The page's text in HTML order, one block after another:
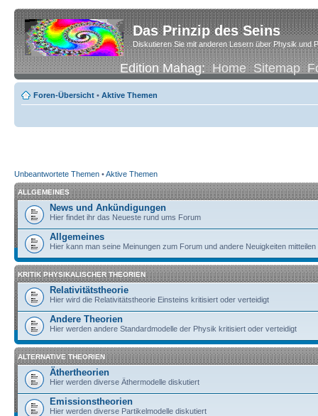
Das Prinzip des Seins
Diskutieren Sie mit anderen Lesern über Physik und
Edition Mahag:Home Sitemap
Foren-Übersicht • Aktive Themen
Unbeantwortete Themen •Aktive Themen
ALLGEMEINES
News und Ankündigungen
Hier findet ihr das Neueste rund ums Forum
Allgemeines
Hier kann man seine Meinungen zum Forum und andere Neuigkeiten mitteilen
KRITIK PHYSIKALISCHER THEORIEN
Relativitätstheorie
Hier wird die Relativitätstheorie Einsteins kritisiert oder verteidigt
Andere Theorien
Hier werden andere Standardmodelle der Physik kritisiert oder verteidigt
ALTERNATIVE THEORIEN
Äthertheorien
Hier werden diverse Äthermodelle diskutiert
Emissionstheorien
Hier werden diverse Partikelmodelle diskutiert